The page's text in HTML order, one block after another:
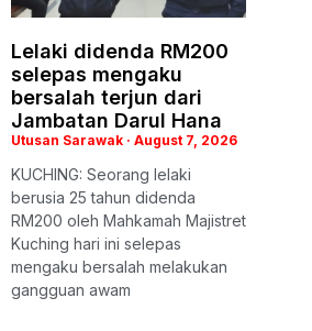
Lelaki didenda RM200
selepas mengaku
bersalah terjun dari
Jambatan Darul Hana
Utusan Sarawak August 7, 2026
KUCHING: Seorang lelaki
berusia 25 tahun didenda
RM200 oleh Mahkamah Majistret
Kuching hari ini selepas
mengaku bersalah melakukan
gangguan awam